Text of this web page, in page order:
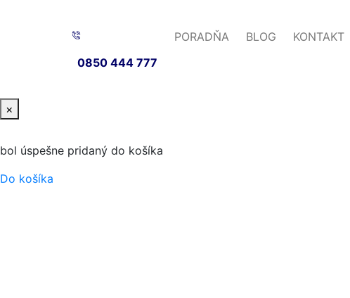
0850 444 777
PORADŇA BLOG KONTAKT
×
bol úspešne pridaný do košíka
Do košíka